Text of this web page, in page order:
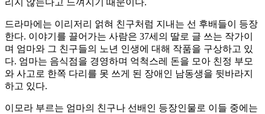
리지 않는다고 느껴지기 때문이다.
드라마에는 이리저리 얽혀 친구처럼 지내는 선 후배들이 등장
한다. 이야기를 끌어가는 사람은 37세의 딸로 글 쓰는 작가이
며 엄마와 그 친구들의 노년 인생에 대해 작품을 구상하고 있
다. 엄마는 음식점을 경영하며 억척스레 돈을 모아 친정 부모
와 사고로 한쪽 다리를 못 쓰게 된 장애인 남동생을 뒷바라지
하고 있다.
이모라 부르는 엄마의 친구나 선배인 등장인물로 이들 중에는